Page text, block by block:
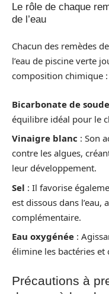
Le rôle de chaque
de l’eau
Chacun des remèdes
l’eau de piscine verte
composition chimique :
Bicarbonate de soude
équilibre idéal pour le
Vinaigre blanc : Son
contre les algues,
leur développement.
Sel : Il favorise
est dissous dans
complémentaire.
Eau oxygénée :
élimine les bactéries et
Précautions à